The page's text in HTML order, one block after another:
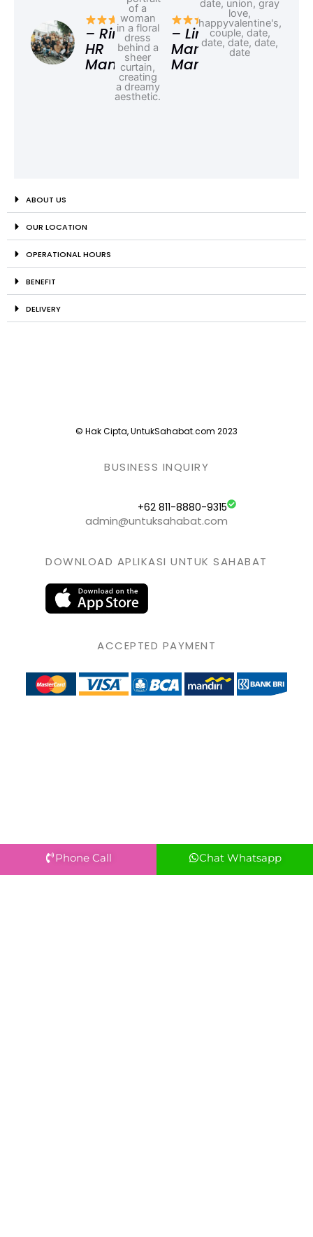
– Rina,
HR
Manager
– Linda,
Marketing
Manager
ABOUT US
OUR LOCATION
OPERATIONAL HOURS
BENEFIT
DELIVERY
© Hak Cipta, UntukSahabat.com 2023
BUSINESS INQUIRY
+62 811-8880-9315
admin@untuksahabat.com
DOWNLOAD APLIKASI UNTUK SAHABAT
ACCEPTED PAYMENT
Phone Call Chat Whatsapp